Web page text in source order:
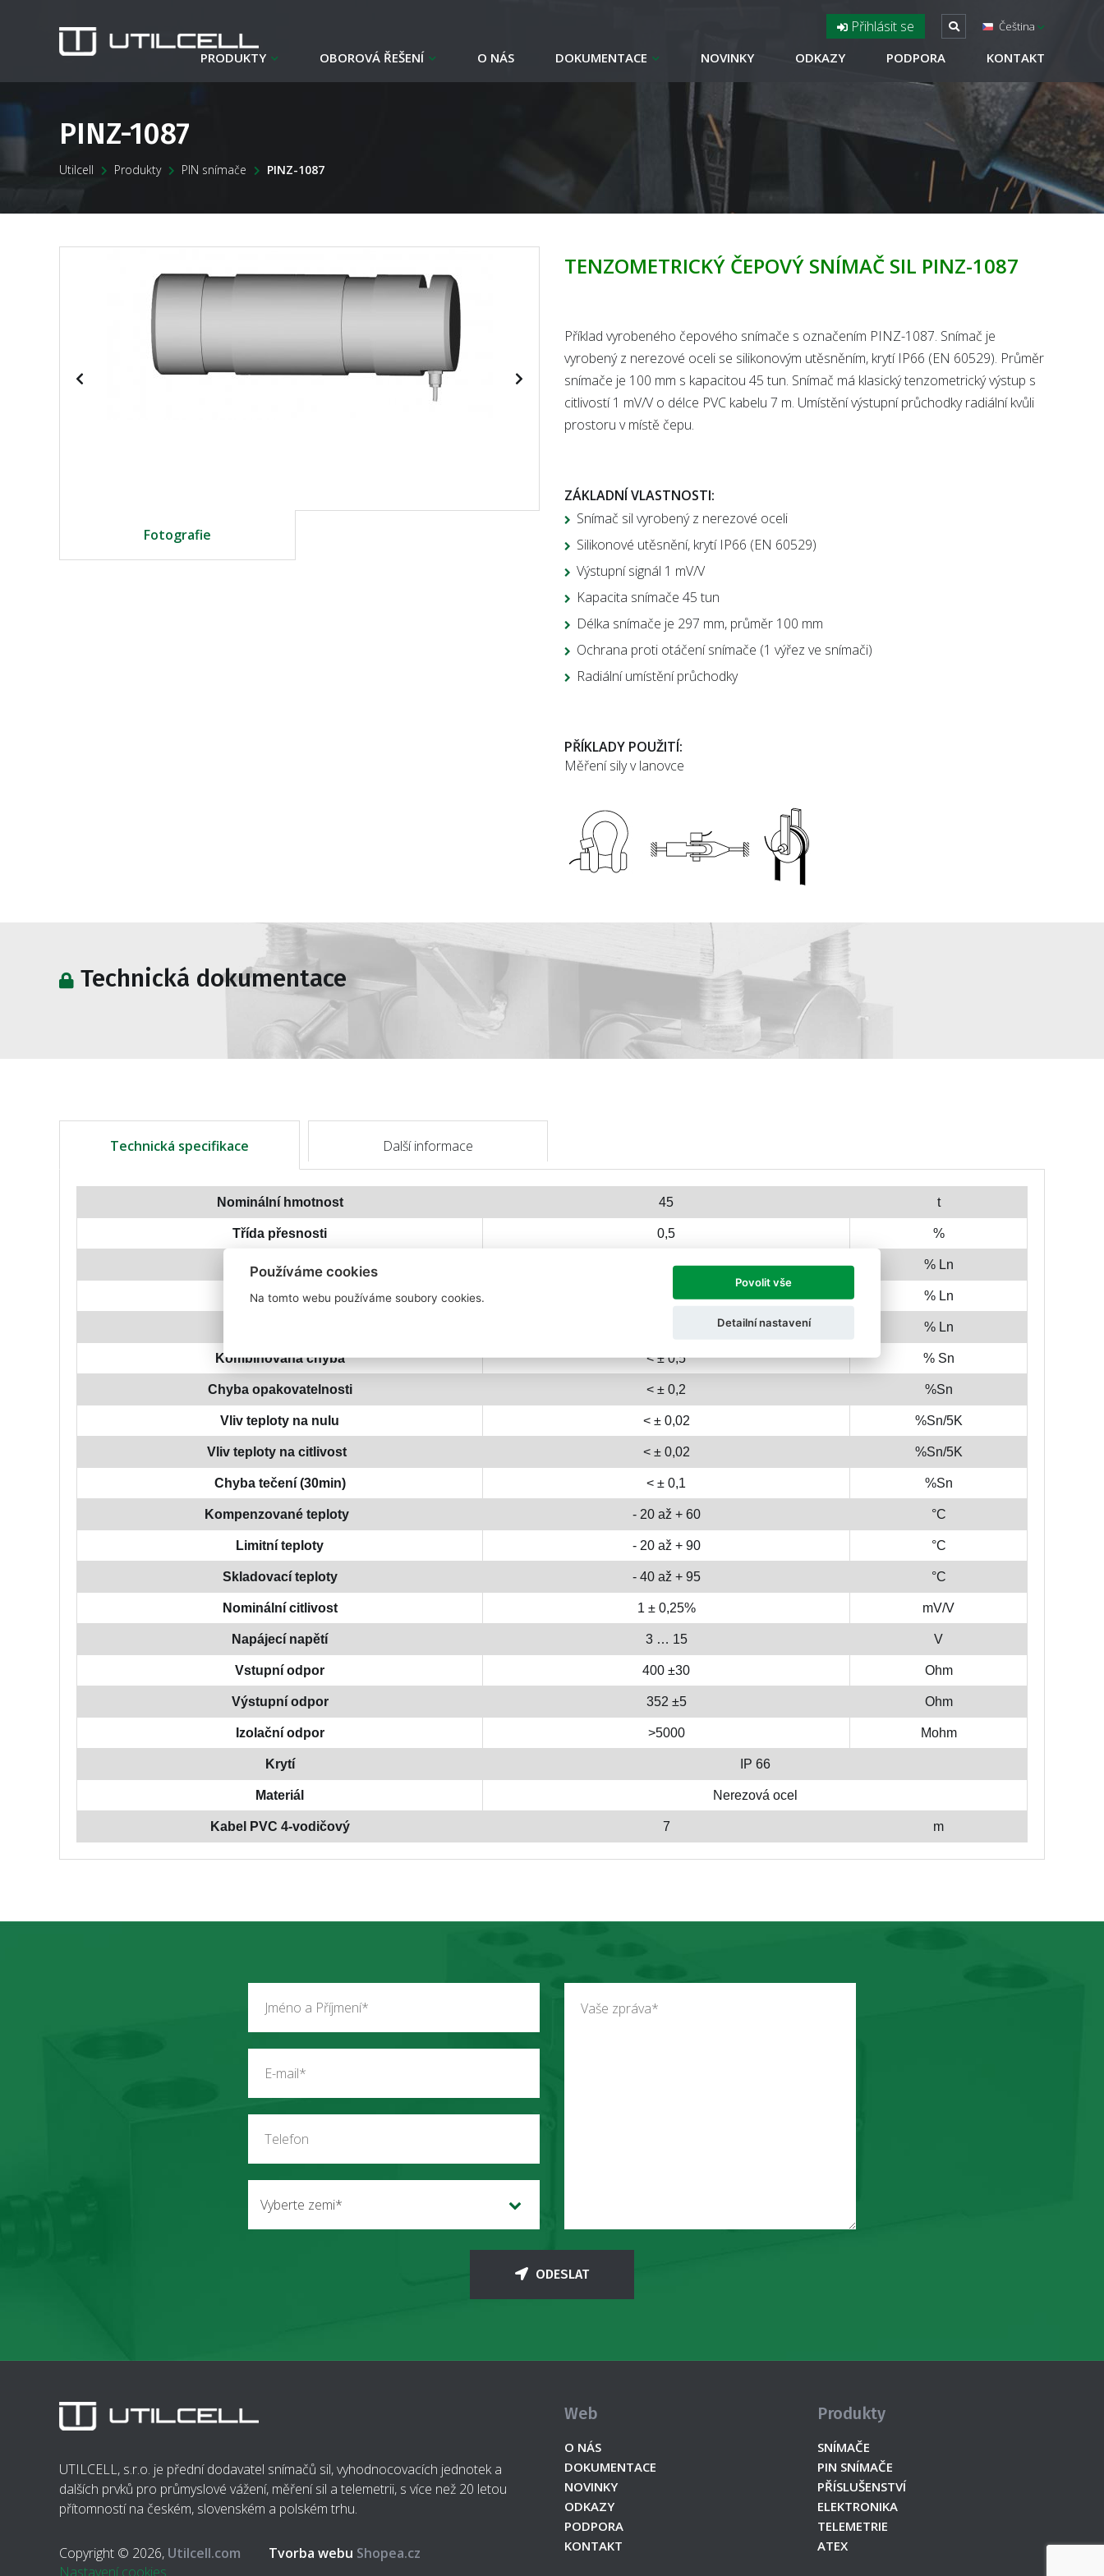
Přihlásit se Čeština
PRODUKTY OBOROVÁ ŘEŠENÍ O NÁS DOKUMENTACE NOVINKY ODKAZY PODPORA KONTAKT
PINZ-1087
Utilcell Produkty PIN snímače PINZ-1087
Fotografie
TENZOMETRICKÝ ČEPOVÝ SNÍMAČ SIL PINZ-1087
Příklad vyrobeného čepového snímače s označením PINZ-1087. Snímač je
vyrobený z nerezové oceli se silikonovým utěsněním, krytí IP66 (EN 60529). Průměr
snímače je 100 mm s kapacitou 45 tun. Snímač má klasický tenzometrický výstup s
citlivostí 1 mV/V o délce PVC kabelu 7 m. Umístění výstupní průchodky radiální kvůli
prostoru v místě čepu.
ZÁKLADNÍ VLASTNOSTI:
Snímač sil vyrobený z nerezové oceli
Silikonové utěsnění, krytí IP66 (EN 60529)
Výstupní signál 1 mV/V
Kapacita snímače 45 tun
Délka snímače je 297 mm, průměr 100 mm
Ochrana proti otáčení snímače (1 výřez ve snímači)
Radiální umístění průchodky
PŘÍKLADY POUŽITÍ:
Měření sily v lanovce
Technická dokumentace
Technická specifikace Další informace
Nominální hmotnost 45 t
Třída přesnosti 0,5 %
Minimální zatížení % Ln
Pracovní zatížení 150 % Ln
% Ln
Kombinovaná chyba < ± 0,5 % Sn
Chyba opakovatelnosti < ± 0,2 %Sn
Vliv teploty na nulu < ± 0,02 %Sn/5K
Vliv teploty na citlivost < ± 0,02 %Sn/5K
Chyba tečení (30min) < ± 0,1 %Sn
Kompenzované teploty - 20 až + 60 °C
Limitní teploty - 20 až + 90 °C
Skladovací teploty - 40 až + 95 °C
Nominální citlivost 1 ± 0,25% mV/V
Napájecí napětí 3 … 15 V
Vstupní odpor 400 ±30 Ohm
Výstupní odpor 352 ±5 Ohm
Izolační odpor >5000 Mohm
Krytí IP 66
Materiál Nerezová ocel
Kabel PVC 4-vodičový 7 m
Vyberte zemi*
ODESLAT
UTILCELL, s.r.o. je přední dodavatel snímačů sil, vyhodnocovacích jednotek a
dalších prvků pro průmyslové vážení, měření sil a telemetrii, s více než 20 letou
přítomností na českém, slovenském a polském trhu.
Copyright © 2026, Utilcell.com Tvorba webu Shopea.cz
Nastavení cookies
Web
O NÁS
DOKUMENTACE
NOVINKY
ODKAZY
PODPORA
KONTAKT
Produkty
SNÍMAČE
PIN SNÍMAČE
PŘÍSLUŠENSTVÍ
ELEKTRONIKA
TELEMETRIE
ATEX
Používáme cookies
Na tomto webu používáme soubory cookies.
Povolit vše
Detailní nastavení